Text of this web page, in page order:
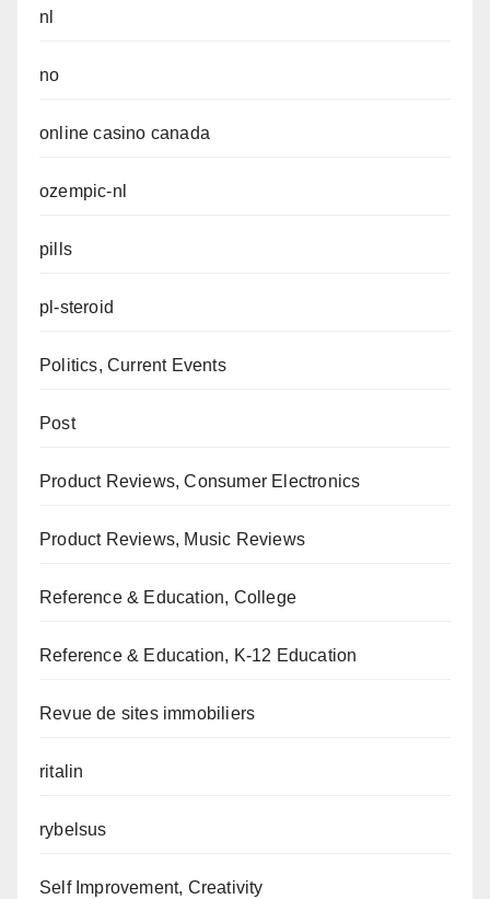
nl
no
online casino canada
ozempic-nl
pills
pl-steroid
Politics, Current Events
Post
Product Reviews, Consumer Electronics
Product Reviews, Music Reviews
Reference & Education, College
Reference & Education, K-12 Education
Revue de sites immobiliers
ritalin
rybelsus
Self Improvement, Creativity